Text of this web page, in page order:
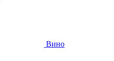
Вино